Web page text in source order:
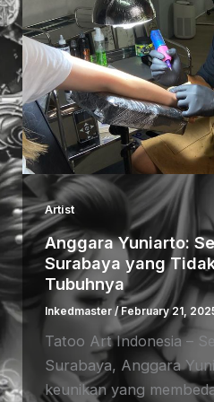
Artist
Anggara Yuniarto:
Surabaya yang
Tubuhnya
Inkedmaster /February 21,
Tatoo Art Indonesia –
Surabaya, Anggara
keunikan yang